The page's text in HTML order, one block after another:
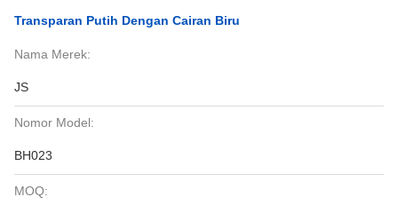
Transparan Putih Dengan Cairan Biru
Nama Merek:
JS
Nomor Model:
BH023
MOQ: